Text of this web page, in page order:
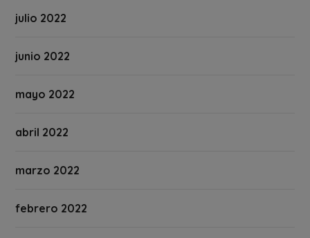
julio 2022
junio 2022
mayo 2022
abril 2022
marzo 2022
febrero 2022